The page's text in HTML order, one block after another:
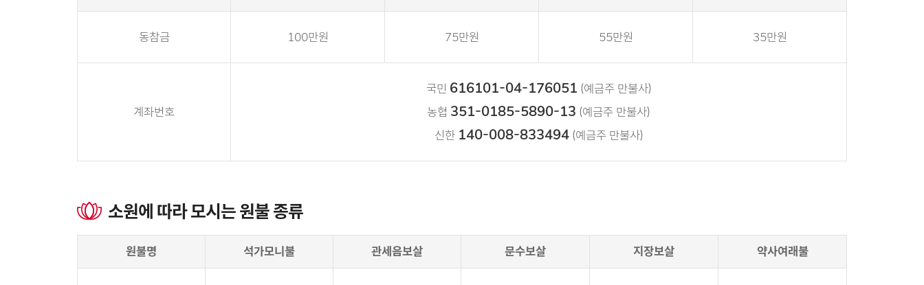
동참금 100만원 75만원 55만원 35만원
계좌번호
국민 616101-04-176051 (예금주 만불사)
농협 351-0185-5890-13 (예금주 만불사)
신한 140-008-833494(예금주 만불사)
소원에 따라 모시는 원불 종류
원불명 석가모니불 관세음보살 문수보살 지장보살 약사여래불